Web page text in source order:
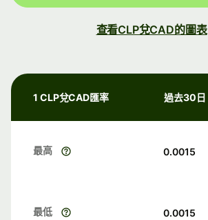
查看CLP兌CAD的圖表
1 CLP兌CAD匯率 過去30日
最高 0.0015
最低 0.0015